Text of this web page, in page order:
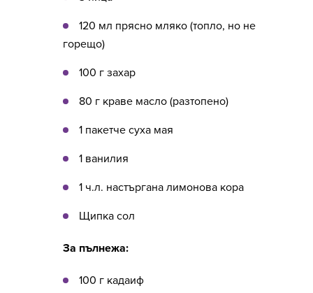
120 мл прясно мляко (топло, но не
горещо)
100 г захар
80 г краве масло (разтопено)
1 пакетче суха мая
1 ванилия
1 ч.л. настъргана лимонова кора
Щипка сол
За пълнежа:
100 г кадаиф